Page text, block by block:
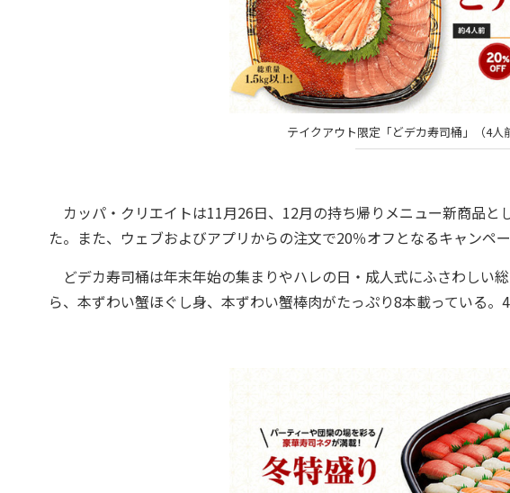
テイクアウト限定「どデカ寿司桶」（4人
カッパ・クリエイトは11月26日、12月の持ち帰りメニュー新商品と
た。また、ウェブおよびアプリからの注文で20％オフとなるキャンペー
どデカ寿司桶は年末年始の集まりやハレの日・成人式にふさわしい
ら、本ずわい蟹ほぐし身、本ずわい蟹棒肉がたっぷり8本載っている。4